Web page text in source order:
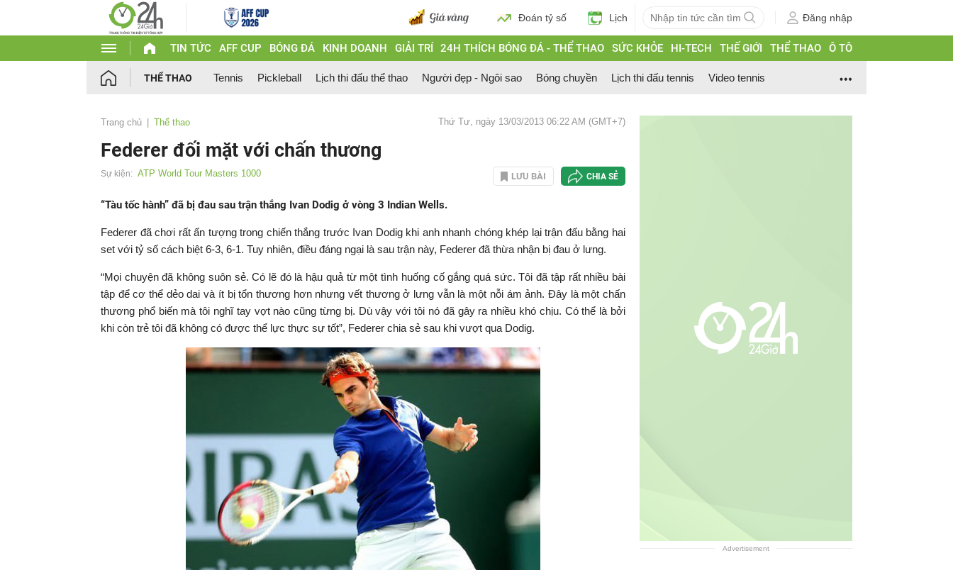
Đoán tỷ số Lịch Đăng nhập
TIN TỨC AFF CUP BÓNG ĐÁ KINH DOANH GIẢI TRÍ 24H THÍCH BÓNG ĐÁ - THỂ THAO SỨC KHỎE HI-TECH THẾ GIỚI THỂ THAO Ô TÔ
THỂ THAO Tennis Pickleball Lịch thi đấu thể thao Người đẹp - Ngôi sao Bóng chuyền Lịch thi đấu tennis Video tennis
Trang chủ Thể thao Thứ Tư, ngày 13/03/2013 06:22 AM (GMT+7)
Federer đối mặt với chấn thương
Sự kiện: ATP World Tour Masters 1000 LƯU BÀI CHIA SẺ
“Tàu tốc hành” đã bị đau sau trận thắng Ivan Dodig ở vòng 3 Indian Wells.
Federer đã chơi rất ấn tượng trong chiến thắng trước Ivan Dodig khi anh nhanh chóng khép lại trận đấu bằng hai
set với tỷ số cách biệt 6-3, 6-1. Tuy nhiên, điều đáng ngại là sau trận này, Federer đã thừa nhận bị đau ở lưng.
“Mọi chuyện đã không suôn sẻ. Có lẽ đó là hậu quả từ một tình huống cố gắng quá sức. Tôi đã tập rất nhiều bài
tập để cơ thể dẻo dai và ít bị tổn thương hơn nhưng vết thương ở lưng vẫn là một nỗi ám ảnh. Đây là một chấn
thương phổ biến mà tôi nghĩ tay vợt nào cũng từng bị. Dù vậy với tôi nó đã gây ra nhiều khó chịu. Có thể là bởi
khi còn trẻ tôi đã không có được thể lực thực sự tốt”, Federer chia sẻ sau khi vượt qua Dodig.
Advertisement